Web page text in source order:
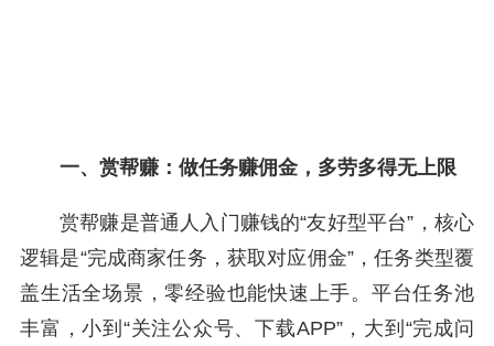
一、赏帮赚：做任务赚佣金，多劳多得无上限
赏帮赚是普通人入门赚钱的“友好型平台”，核心
逻辑是“完成商家任务，获取对应佣金”，任务类型覆
盖生活全场景，零经验也能快速上手。平台任务池
丰富，小到“关注公众号、下载APP”，大到“完成问